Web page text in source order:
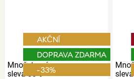
Množstevní
sleva 30%
AKČNÍ
DOPRAVA ZDARMA
-33%